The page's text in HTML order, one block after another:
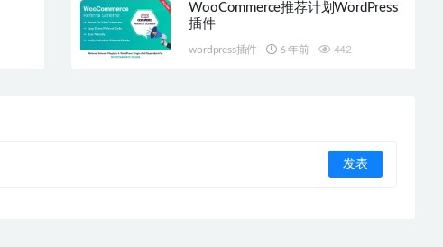
WooCommerce推荐计划WordPress
插件
wordpress插件 6 年前 442